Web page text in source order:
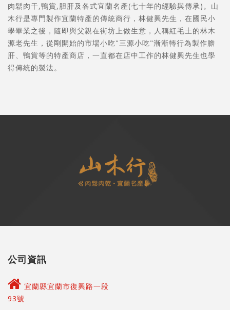
肉鬆肉干,鴨賞,胆肝及各式宜蘭名產(七十年的經驗與傳承)。山
木行是專門製作宜蘭特產的傳統商行，林健興先生，在國民小
學畢業之後，隨即與父親在街坊上做生意，人稱紅毛土的林木
源老先生，從剛開始的市場小吃"三源小吃"漸漸轉行為製作膽
肝、鴨賞等的特產商店，一直都在店中工作的林健興先生也學
得傳統的製法。
公司資訊
宜蘭縣宜蘭市復興路一段
93號